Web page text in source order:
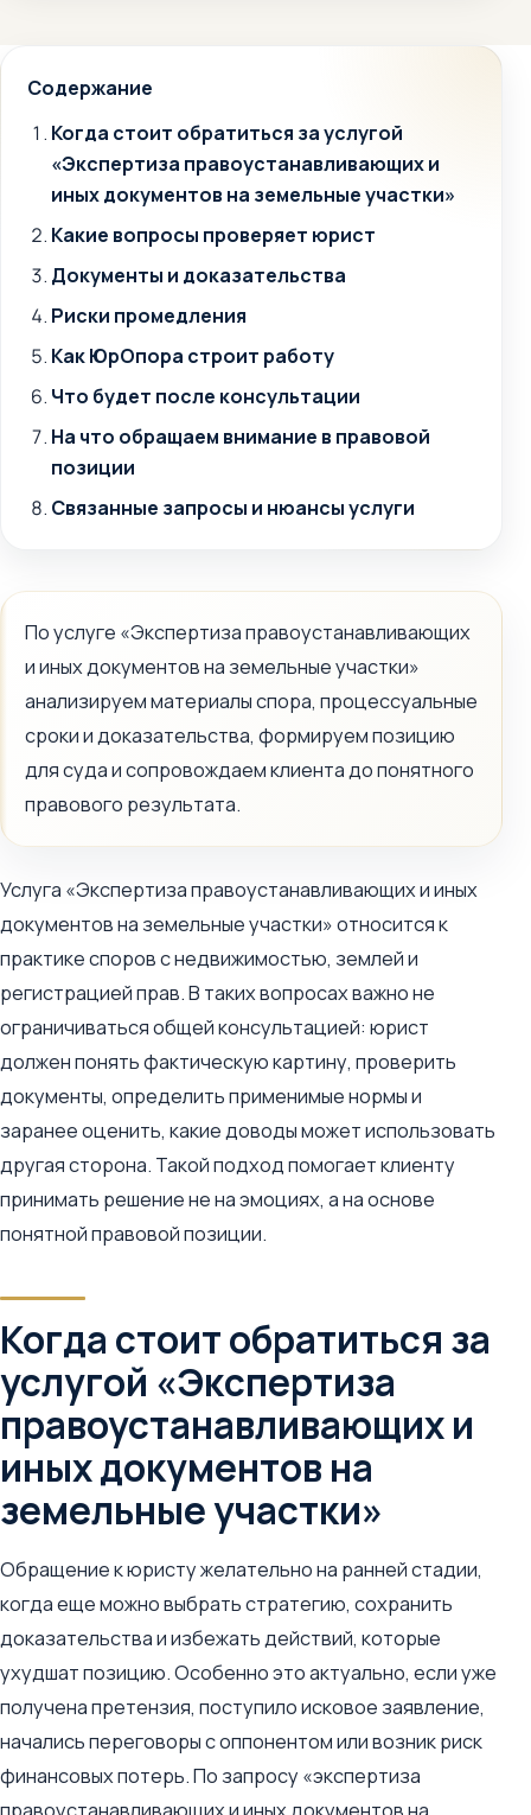
Содержание
Когда стоит обратиться за услугой
«Экспертиза правоустанавливающих и
иных документов на земельные участки»
Какие вопросы проверяет юрист
Документы и доказательства
Риски промедления
Как ЮрОпора строит работу
Что будет после консультации
На что обращаем внимание в правовой
позиции
Связанные запросы и нюансы услуги
По услуге «Экспертиза правоустанавливающих
и иных документов на земельные участки»
анализируем материалы спора, процессуальные
сроки и доказательства, формируем позицию
для суда и сопровождаем клиента до понятного
правового результата.
Услуга «Экспертиза правоустанавливающих и иных
документов на земельные участки» относится к
практике споров с недвижимостью, землей и
регистрацией прав. В таких вопросах важно не
ограничиваться общей консультацией: юрист
должен понять фактическую картину, проверить
документы, определить применимые нормы и
заранее оценить, какие доводы может использовать
другая сторона. Такой подход помогает клиенту
принимать решение не на эмоциях, а на основе
понятной правовой позиции.
Когда стоит обратиться за
услугой «Экспертиза
правоустанавливающих и
иных документов на
земельные участки»
Обращение к юристу желательно на ранней стадии,
когда еще можно выбрать стратегию, сохранить
доказательства и избежать действий, которые
ухудшат позицию. Особенно это актуально, если уже
получена претензия, поступило исковое заявление,
начались переговоры с оппонентом или возник риск
финансовых потерь. По запросу «экспертиза